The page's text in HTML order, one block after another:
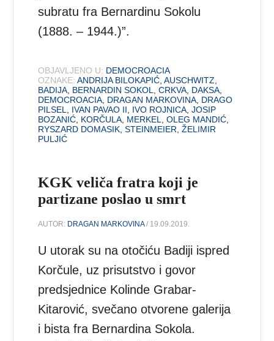
subratu fra Bernardinu Sokolu
(1888. – 1944.)”.
OBJAVLJENO U: DEMOCROACIA
OZNAKE: ANDRIJA BILOKAPIĆ,AUSCHWITZ,
BADIJA, BERNARDIN SOKOL,CRKVA, DAKSA,
DEMOCROACIA, DRAGAN MARKOVINA, DRAGO
PILSEL, IVAN PAVAO II, IVO ROJNICA,JOSIP
BOZANIĆ, KORČULA, MERKEL,OLEG MANDIĆ,
RYSZARD DOMASIK,STEINMEIER,ŽELIMIR
PULJIĆ
KGK veliča fratra koji je
partizane poslao u smrt
AUTOR: DRAGAN MARKOVINA/ 19.09.2019.
U utorak su na otočiću Badiji ispred
Korčule, uz prisutstvo i govor
predsjednice Kolinde Grabar-
Kitarović, svečano otvorene galerija
i bista fra Bernardina Sokola.